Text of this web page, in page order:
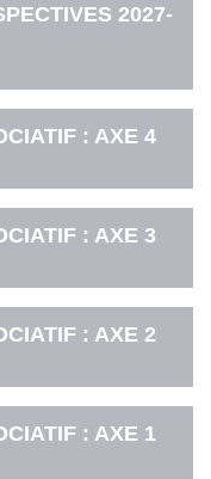
2027-
: AXE 4
: AXE 3
: AXE 2
: AXE 1